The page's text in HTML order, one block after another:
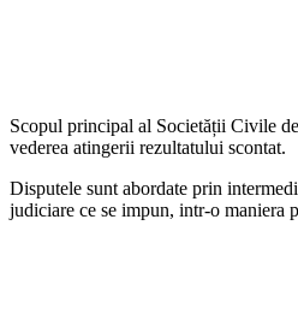
Scopul principal al Societății Civile
vederea atingerii rezultatului scontat.
Disputele sunt abordate prin
judiciare ce se impun, intr-o maniera